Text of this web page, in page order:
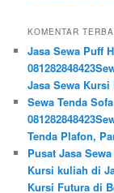
KOMENTAR
Jasa Sewa Puff
Jasa Sewa
Sewa Tenda
Tenda Plafon,
Pusat Jasa
Kursi kuliah di
Kursi Futura di